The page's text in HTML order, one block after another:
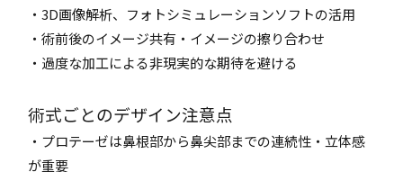
・3D画像解析、フォトシミュレーションソフトの活用
・術前後のイメージ共有・イメージの擦り合わせ
・過度な加工による非現実的な期待を避ける
術式ごとのデザイン注意点
・プロテーゼは鼻根部から鼻尖部までの連続性・立体感
が重要